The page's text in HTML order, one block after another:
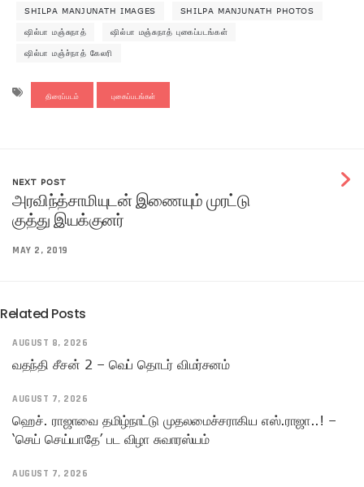
SHILPA MANJUNATH IMAGES SHILPA MANJUNATH PHOTOS
ஷில்பா மஞ்சுநாத் ஷில்பா மஞ்சுநாத் புகைப்படங்கள்
ஷில்பா மஞ்ச்நாத் கேலரி
திரைப்படம் புகைப்படங்கள்
NEXT POST
அரவிந்த்சாமியுடன் இணையும் முரட்டு
குத்து இயக்குனர்
MAY 2, 2019
Related Posts
AUGUST 8, 2026
வதந்தி சீசன் 2 – வெப் தொடர் விமர்சனம்
AUGUST 7, 2026
ஹெச். ராஜாவை தமிழ்நாட்டு முதலமைச்சராகிய எஸ்.ராஜா..! –
‘செய் செய்யாதே’ பட விழா சுவாரஸ்யம்
AUGUST 7, 2026